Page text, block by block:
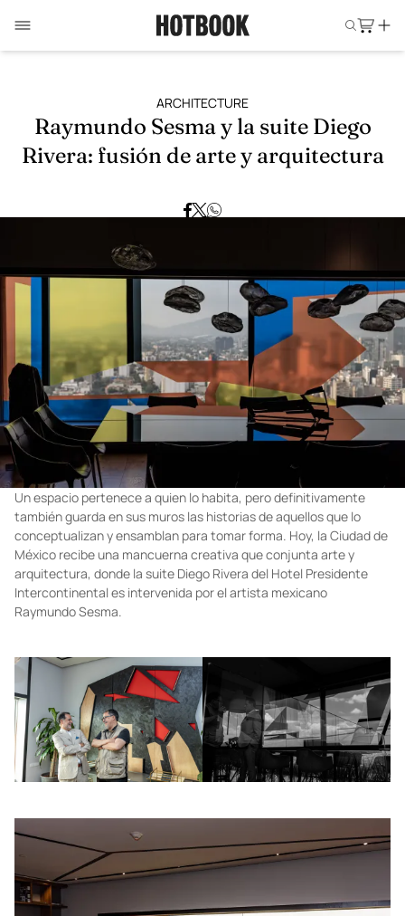
ARCHITECTURE
Raymundo Sesma y la suite Diego
Rivera: fusión de arte y arquitectura
Un espacio pertenece a quien lo habita, pero definitivamente
también guarda en sus muros las historias de aquellos que lo
conceptualizan y ensamblan para tomar forma. Hoy, la Ciudad de
México recibe una mancuerna creativa que conjunta arte y
arquitectura, donde la suite Diego Rivera del Hotel Presidente
Intercontinental es intervenida por el artista mexicano
Raymundo Sesma.